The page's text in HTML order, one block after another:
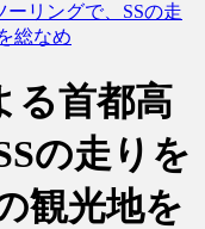
ーリングで、SSの走
総なめ
る首都高
の走りを
観光地を